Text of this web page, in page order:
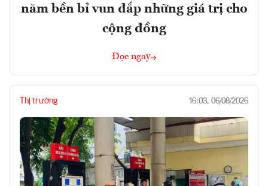
năm bền bỉ vun đắp những giá trị cho
cộng đồng
Đọc ngay
Thị trường 16:03, 06/08/2026